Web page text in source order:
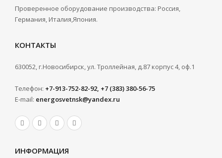
Проверенное оборудование производства: Россия,
Германия, Италия,Япония.
КОНТАКТЫ
630052, г.Новосибирск, ул. Троллейная, д.87 корпус 4, оф.1
Телефон: +7-913-752-82-92, +7 (383) 380-56-75
E-mail: energosvetnsk@yandex.ru
ИНФОРМАЦИЯ